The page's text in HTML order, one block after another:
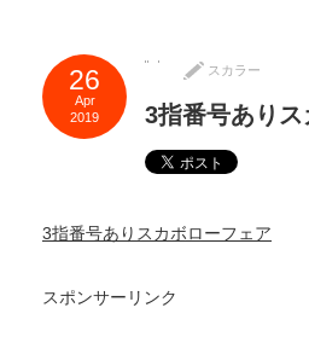
26
Apr
2019
スカラー
3指番号あり
3指番号ありスカボローフェア
スポンサーリンク